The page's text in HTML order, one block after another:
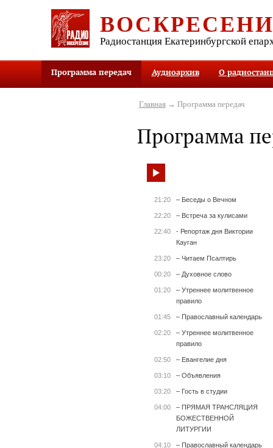
Радиостанция Екатеринбургской
Программа передач Аудиоархив О
Главная→ Программа передач
Программа
21:20 – Беседы о Вечном
22:20 – Встреча за кулисами
22:40
- Репортаж дня Виктории
Кауган
23:20 – Читаем Псалтирь
00:20 – Духовное слово
01:20
– Утреннее молитвенное
правило
01:45 – Православный календарь
02:20
– Утреннее молитвенное
правило
02:50 – Евангелие дня
03:10 – Объявления
03:20 – Гость в студии
04:00
– ПРЯМАЯ ТРАНСЛЯЦИЯ
БОЖЕСТВЕННОЙ
ЛИТУРГИИ
04:10
– Православный календарь